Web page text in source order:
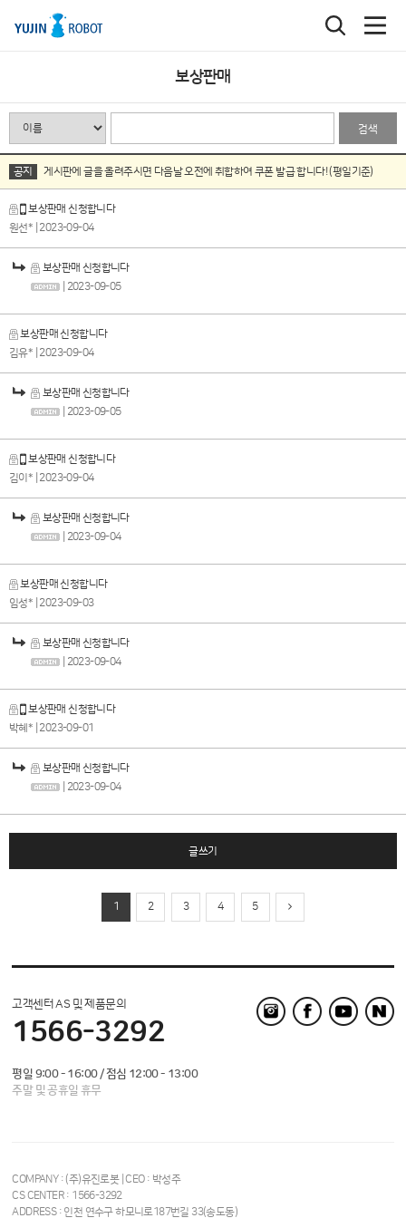
보상판매
검색
공지 게시판에 글을 올려주시면 다음날 오전에 취합하여 쿠폰 발급 합니다! (평일기준)
보상판매 신청합니다
원선*
| 2023-09-04
보상판매 신청합니다
| 2023-09-05
보상판매 신청합니다
김유*
| 2023-09-04
보상판매 신청합니다
| 2023-09-05
보상판매 신청합니다
김이*
| 2023-09-04
보상판매 신청합니다
| 2023-09-04
보상판매 신청합니다
임성*
| 2023-09-03
보상판매 신청합니다
| 2023-09-04
보상판매 신청합니다
박혜*
| 2023-09-01
보상판매 신청합니다
| 2023-09-04
글쓰기
1 2 3 4 5
고객센터 AS 및 제품문의
1566-3292
평일 9:00 - 16:00 / 점심 12:00 - 13:00
주말 및 공휴일 휴무
COMPANY : (주)유진로봇 | CEO : 박성주
CS CENTER : 1566-3292
ADDRESS : 인천 연수구 하모니로187번길 33(송도동)